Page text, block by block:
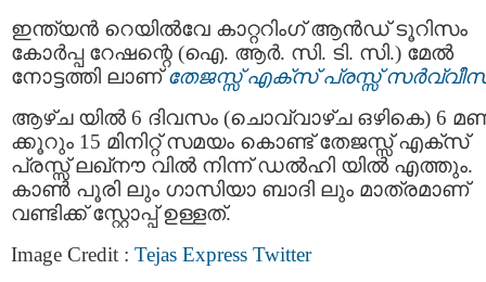
ഇന്ത്യന്‍ റെയില്‍വേ കാറ്ററിംഗ് ആന്‍ഡ് ടൂറിസം
കോര്‍പ്പ റേഷന്റെ (ഐ. ആര്‍. സി. ടി. സി.) മേല്‍
നോട്ടത്തി ലാണ്തേജസ്സ് എക്സ് പ്രസ്സ്
ആഴ്ച യില്‍ 6 ദിവസം (ചൊവ്വാഴ്ച ഒഴികെ) 6
ക്കൂറും 15 മിനിറ്റ് സമയം കൊണ്ട് തേജസ്സ് എക്സ്
പ്രസ്സ് ലഖ്‌നൗ വില്‍ നിന്ന് ഡല്‍ഹി യില്‍ എത്തും.
കാണ്‍ പൂരി ലും ഗാസിയാ ബാദി ലും മാത്രമാണ്
വണ്ടിക്ക് സ്റ്റോപ്പ് ഉള്ളത്.
Image Credit : Tejas Express Twitter